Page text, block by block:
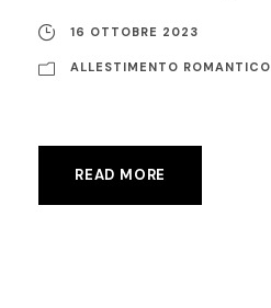
16 OTTOBRE 2023
ALLESTIMENTO ROMANTICO
READ MORE